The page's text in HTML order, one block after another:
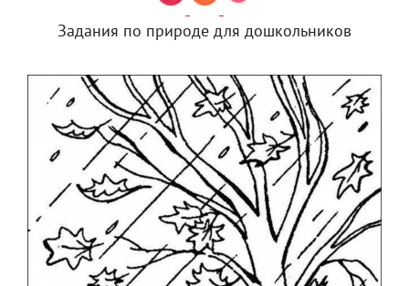
Задания по природе для дошкольников